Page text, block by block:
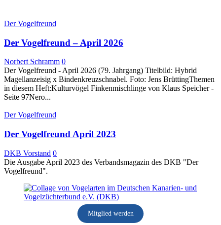
Der Vogelfreund
Der Vogelfreund – April 2026
Norbert Schramm 0
Der Vogelfreund - April 2026 (79. Jahrgang) Titelbild: Hybrid
Magellanzeisig x Bindenkreuzschnabel. Foto: Jens BrüttingThemen
in diesem Heft:Kulturvögel Finkenmischlinge von Klaus Speicher -
Seite 97Nero...
Der Vogelfreund
Der Vogelfreund April 2023
DKB Vorstand 0
Die Ausgabe April 2023 des Verbandsmagazin des DKB "Der
Vogelfreund".
Mitglied werden